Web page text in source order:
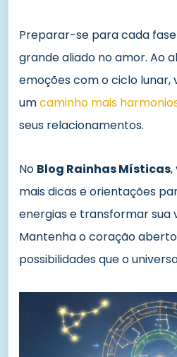
Preparar-se para cada
grande aliado no amor. Ao
emoções com o ciclo
umcaminho mais
seus relacionamentos.
No Blog Rainhas Místicas,
mais dicas e orientações
energias e transformar sua
Mantenha o coração
possibilidades que o